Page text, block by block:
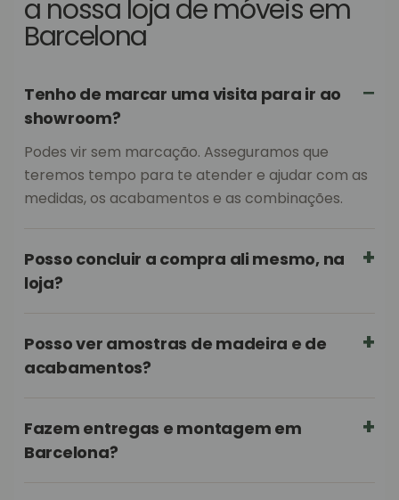
a nossa loja de móveis em
Barcelona
Tenho de marcar uma visita para ir ao
showroom?
Podes vir sem marcação. Asseguramos que
teremos tempo para te atender e ajudar com as
medidas, os acabamentos e as combinações.
Posso concluir a compra ali mesmo, na
loja?
Posso ver amostras de madeira e de
acabamentos?
Fazem entregas e montagem em
Barcelona?